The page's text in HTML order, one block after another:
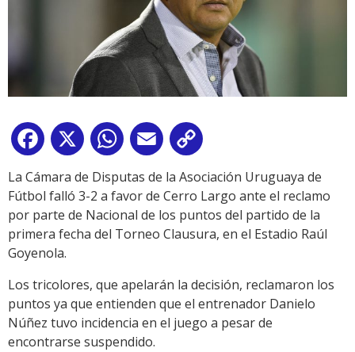
Facebook
X WhatsApp
Email
Link
La Cámara de Disputas de la Asociación Uruguaya de
Fútbol falló 3-2 a favor de Cerro Largo ante el reclamo
por parte de Nacional de los puntos del partido de la
primera fecha del Torneo Clausura, en el Estadio Raúl
Goyenola.
Los tricolores, que apelarán la decisión, reclamaron los
puntos ya que entienden que el entrenador Danielo
Núñez tuvo incidencia en el juego a pesar de
encontrarse suspendido.